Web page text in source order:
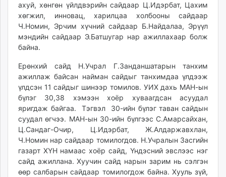
ахуй, хөнгөн үйлдвэрийн сайдаар Ц.Идэрбат, Цахим
хөгжил, инновац, харилцаа холбооны сайдаар
Ч.Номин, Эрчим хүчний сайдаар Б.Найдалаа, Эрүүл
мэндийн сайдаар Э.Батшугар нар ажиллахаар болж
байна.
Ерөнхий сайд Н.Учрал Г.Занданшатарын танхим
ажиллаж байсан найман сайдыг танхимдаа үлдээж
үлдсэн 11 сайдыг шинээр томилов. УИХ дахь МАН-ын
бүлэг 30,38 хэмээн хоёр хуваагдсан асуудал
яригдаж байгаа. Тэгвэл 30-ийн бүлэг таван сайдын
суудал өгчээ. МАН-ын 30-ийн бүлгээс С.Амарсайхан,
Ц.Сандаг-Очир, Ц.Идэрбат, Ж.Алдаржавхлан,
Ч.Номин нар сайдаар томилогдов. Н.Учралын Засгийн
газарт ХҮН намаас хоёр сайд, Үндэсний эвслээс нэг
сайд ажиллана. Хуучин сайд нарын зарим нь сэлгэн
өөр салбарын сайдаар томилогдож байна. Хууль зүй,